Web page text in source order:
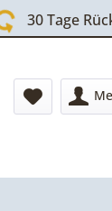
30 Tage